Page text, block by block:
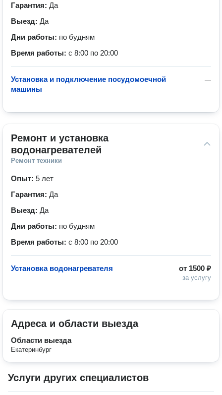
Гарантия: Да
Выезд: Да
Дни работы: по будням
Время работы: с 8:00 по 20:00
—
Установка и подключение посудомоечной
машины
Ремонт и установка
водонагревателей
Ремонт техники
Опыт: 5 лет
Гарантия: Да
Выезд: Да
Дни работы: по будням
Время работы: с 8:00 по 20:00
от 1500 ₽
за услугу
Установка водонагревателя
Адреса и области выезда
Области выезда
Екатеринбург
Услуги других специалистов